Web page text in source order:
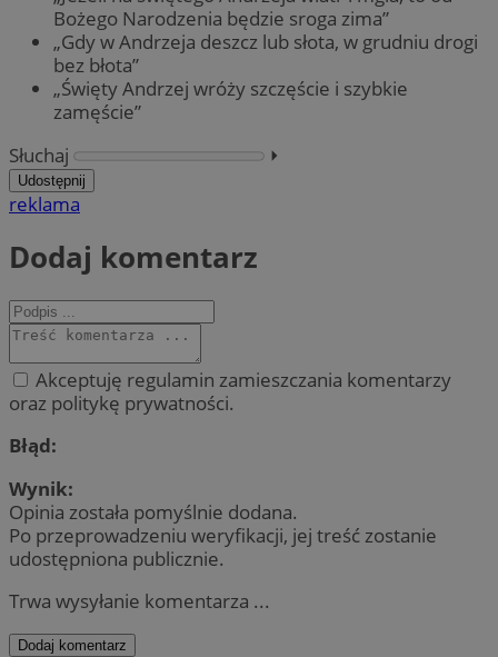
Bożego Narodzenia będzie sroga zima”
„Gdy w Andrzeja deszcz lub słota, w grudniu drogi
bez błota”
„Święty Andrzej wróży szczęście i szybkie
zamęście”
Słuchaj
⏵︎
Udostępnij
reklama
Dodaj komentarz
Akceptuję regulamin zamieszczania komentarzy
oraz politykę prywatności.
Błąd:
Wynik:
Opinia została pomyślnie dodana.
Po przeprowadzeniu weryfikacji, jej treść zostanie
udostępniona publicznie.
Trwa wysyłanie komentarza ...
Dodaj komentarz